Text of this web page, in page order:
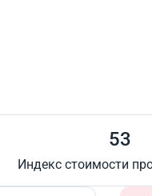
53
Индекс стоимости